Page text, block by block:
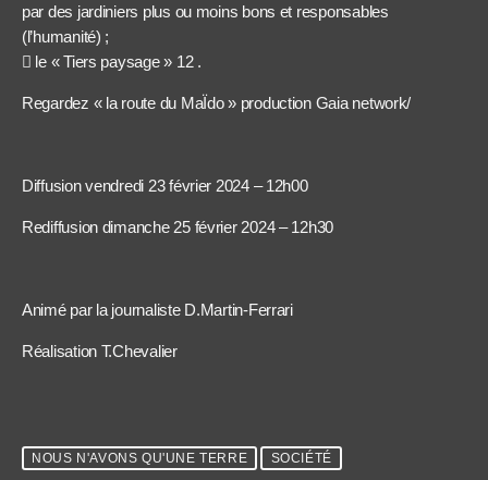
par des jardiniers plus ou moins bons et responsables
(l’humanité) ;
 le « Tiers paysage » 12 .
Regardez « la route du MaÏdo » production Gaia network/
Diffusion vendredi 23 février 2024 – 12h00
Rediffusion dimanche 25 février 2024 – 12h30
Animé par la journaliste D.Martin-Ferrari
Réalisation T.Chevalier
NOUS N'AVONS QU'UNE TERRE SOCIÉTÉ